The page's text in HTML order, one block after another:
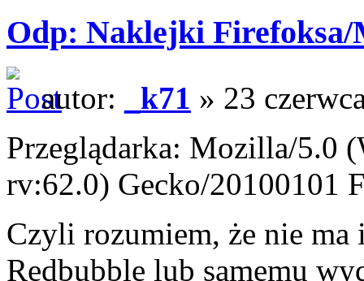
Odp: Naklejki
autor: _k71 » 23
Przeglądarka: Mozilla/5.0
rv:62.0) Gecko/20100101
Czyli rozumiem, że nie
Redbubble lub samemu